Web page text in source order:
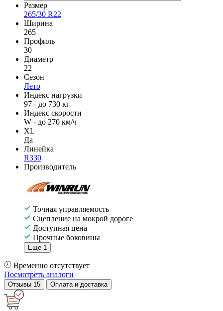
Размер
265/30 R22
Ширина
265
Профиль
30
Диаметр
22
Сезон
Лето
Индекс нагрузки
97 - до 730 кг
Индекс скорости
W - до 270 км/ч
XL
Да
Линейка
R330
Производитель
Точная управляемость
Сцепление на мокрой дороге
Доступная цена
Прочные боковины
Еще 1
Временно отсутствует
Посмотреть аналоги
Отзывы 15 Оплата и доставка